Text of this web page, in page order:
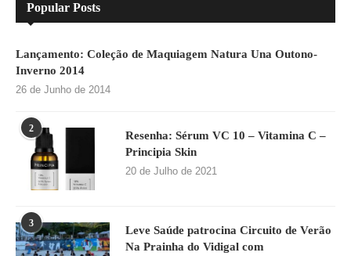
Popular Posts
Lançamento: Coleção de Maquiagem Natura Una Outono-
Inverno 2014
26 de Junho de 2014
2
Resenha: Sérum VC 10 – Vitamina C –
Principia Skin
20 de Julho de 2021
3
Leve Saúde patrocina Circuito de Verão
Na Prainha do Vidigal com